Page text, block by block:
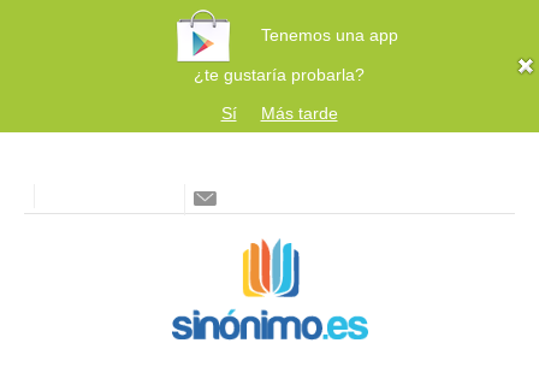
Tenemos una app
¿te gustaría probarla?
Sí
Más tarde